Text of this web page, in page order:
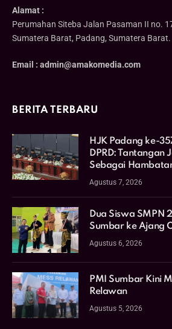
Alamat :
Perumahan Siteba Jalan Pasaman II no.
Sumatera Barat, Padang, Sumatera Barat.
Email : admin@amakomedia.com
BERITA TERBARU
HJK Padang ke-
DPRD: Tantangan
Sebagai
Agustus 7, 2026
Dua Siswa SMPN
Sumbar ke Ajang
Agustus 6, 2026
PMI Sumbar Kini
Relawan
Agustus 5, 2026